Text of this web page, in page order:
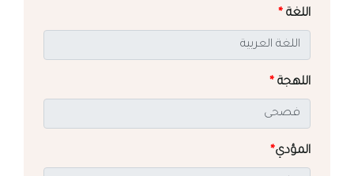
اللغة *
اللهجة *
المؤدي*